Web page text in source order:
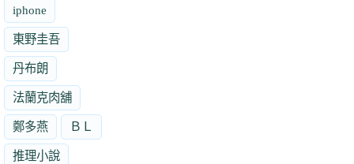
iphone
東野圭吾
丹布朗
法蘭克肉舖
鄭多燕 ＢＬ
推理小說